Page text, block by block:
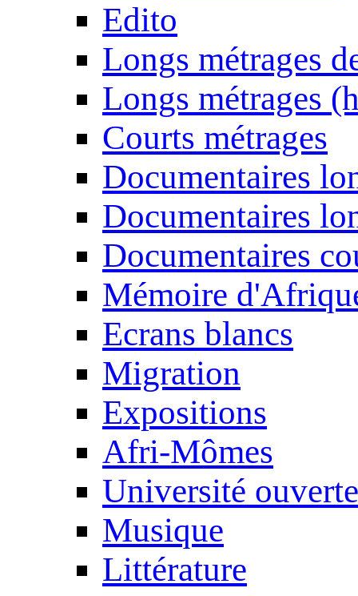
Edito
Longs métrages
Longs métrages
Courts métrages
Documentaires
Documentaires
Documentaires
Mémoire
Ecrans blancs
Migration
Expositions
Afri-Mômes
Université ouverte
Musique
Littérature